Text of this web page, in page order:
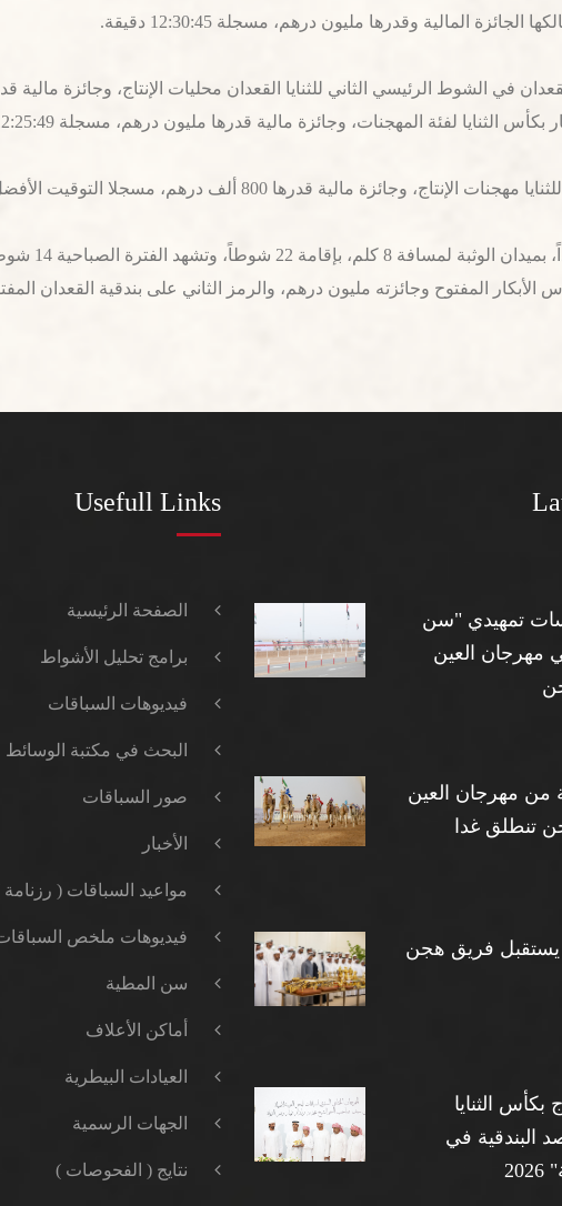
المالية وقدرها مليون درهم، مسجلة 12:30:45 دقيقة.
قدرها 800 ألف درهم، مسجلا التوقيت الأفضل 12:22:93 دقيقة.
من جهة أخرى تفتتح
تمهيدي "سن
مهرجان العين
من مهرجان العين
تنطلق غدا
يستقبل فريق هجن
بكأس الثنايا
البندقية في
Usefull Links
الصفحة الرئيسية
برامج تحليل الأشواط
فيديوهات السباقات
البحث في مكتبة الوسائط
صور السباقات
الأخبار
مواعيد السباقات ( رزنامة
فيديوهات ملخص
سن المطية
أماكن الأعلاف
العيادات البيطرية
الجهات الرسمية
نتايج ( الفحوصات )